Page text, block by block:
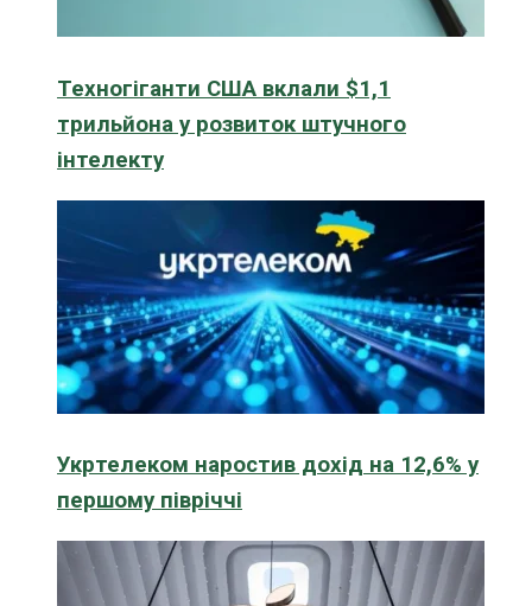
Техногіганти США вклали $1,1
трильйона у розвиток штучного
інтелекту
Укртелеком наростив дохід на 12,6% у
першому півріччі